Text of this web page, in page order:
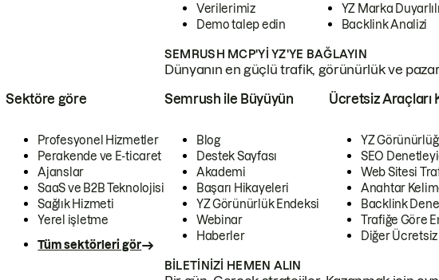
Verilerimiz
Demo talep edin
YZ Marka
Backlink Analizi
SEMRUSH MCP'YI YZ'YE BAĞLAYIN
Dünyanın en güçlü trafik, görünürlük ve
Sektöre göre
Profesyonel Hizmetler
Perakende ve E-ticaret
Ajanslar
SaaS ve B2B Teknolojisi
Sağlık Hizmeti
Yerel işletme
Tüm sektörleri gör
Semrush ile Büyüyün
Blog
Destek Sayfası
Akademi
Başarı Hikayeleri
YZ Görünürlük Endeksi
Webinar
Haberler
Ücretsiz Araçları
YZ
SEO
Web Sitesi
Anahtar
Backlink
Trafiğe Göre
Diğer
BILETINIZI HEMEN ALIN